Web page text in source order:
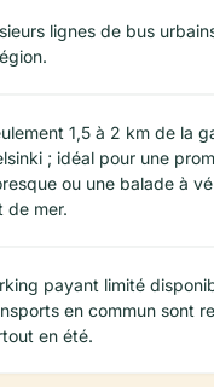
lignes de bus
1,5 à 2 km de la
; idéal pour une
ou une balade à
de mer.
payant limité
en commun sont
en été.